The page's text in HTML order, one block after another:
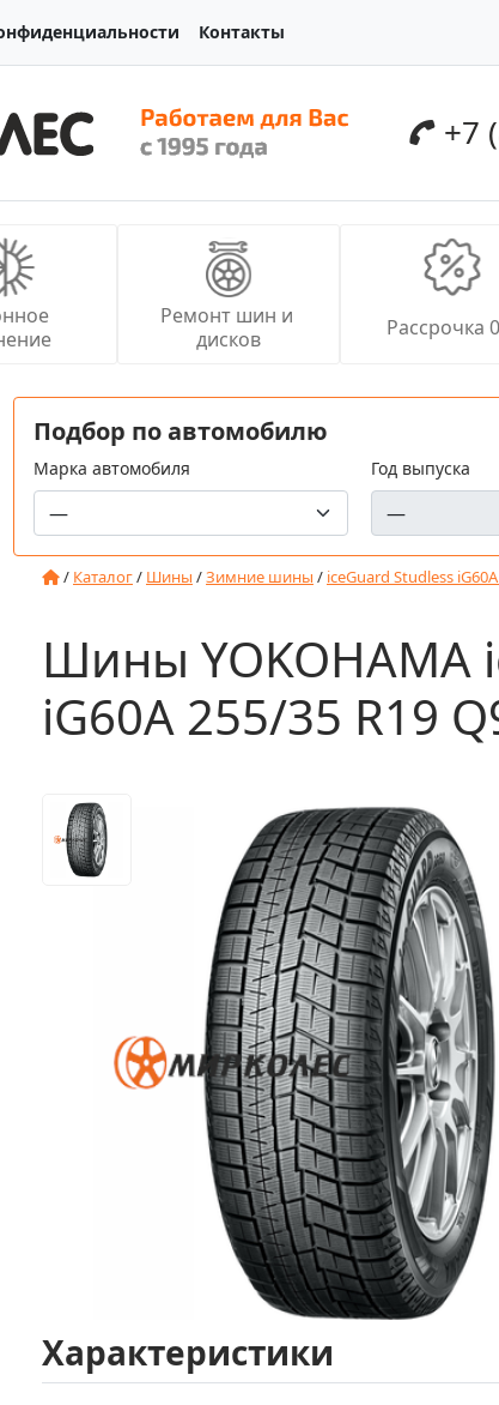
Контакты
+7
Ремонт шин и
дисков
Рассрочка
Подбор по автомобилю
Марка автомобиля Год выпуска
/ Каталог/ Шины /Зимние шины / iceGuard Studless
Шины YOKOHAMA
iG60A 255/35 R19
Характеристики